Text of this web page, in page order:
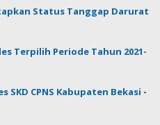
Status Tanggap Darurat
Terpilih Periode Tahun 2021-
SKD CPNS Kabupaten Bekasi -